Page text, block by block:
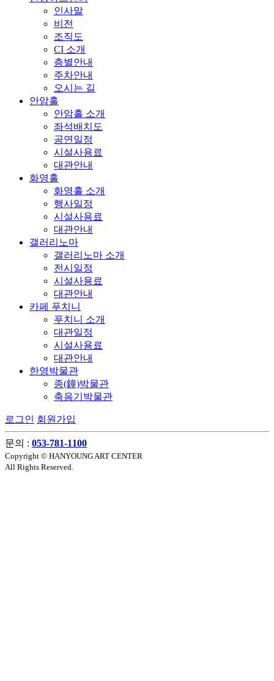
인사말
비전
조직도
CI 소개
층별안내
주차안내
오시는 길
안암홀
안암홀 소개
좌석배치도
공연일정
시설사용료
대관안내
화영홀
화영홀 소개
행사일정
시설사용료
대관안내
갤러리노마
갤러리노마 소개
전시일정
시설사용료
대관안내
카페 푸치니
푸치니 소개
대관일정
시설사용료
대관안내
한영박물관
종(鐘)박물관
축음기박물관
로그인 회원가입
문의 : 053-781-1100
Copyright © HANYOUNG ART CENTER
All Rights Reserved.